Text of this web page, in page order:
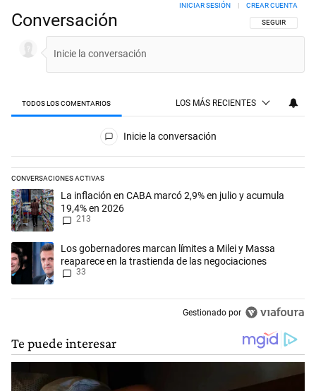
Conversación SIGA ESTA
SEGUIR
INICIAR SESIÓN | CREAR CUENTA
TODOS LOS COMENTARIOS LOS MÁS RECIENTES
Todos los comentarios
Inicie la conversación
CONVERSACIONES ACTIVAS
Este listado muestra los artículos con más comentarios en los
Un artículo de tendencia con el título "La inflación en CABA marcó
La inflación en CABA marcó 2,9% en julio y acumula
19,4% en 2026
213
Un artículo de tendencia con el título "Los gobernadores marcan
Los gobernadores marcan límites a Milei y Massa
reaparece en la trastienda de las negociaciones
33
Gestionado por